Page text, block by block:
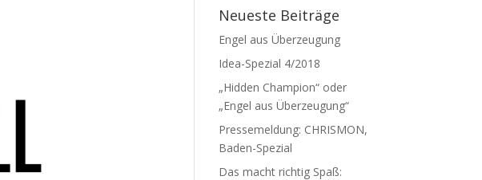
Neueste Beiträge
Engel aus Überzeugung
Idea-Spezial 4/2018
„Hidden Champion“ oder
„Engel aus Überzeugung“
Pressemeldung: CHRISMON,
Baden-Spezial
Das macht richtig Spaß: